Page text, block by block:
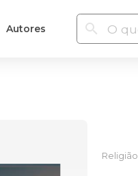
Autores
Religião